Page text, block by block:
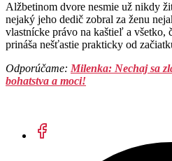
Alžbetinom dvore nesmie už nikdy
nejaký jeho dedič zobral za ženu
vlastnícke právo na kaštieľ a všetko,
prináša nešťastie prakticky od
Odporúčame: Milenka: Nechaj sa
bohatstva a moci!